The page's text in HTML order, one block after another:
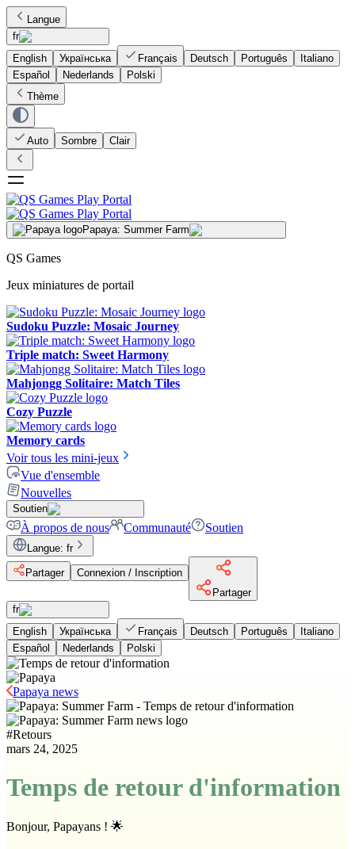
Langue
fr
English
Українська Français Deutsch Português
Italiano
Español
Nederlands
Polski
Thème
Auto Sombre Clair
Papaya: Summer Farm
QS Games
Jeux miniatures de portail
Sudoku Puzzle: Mosaic Journey
Triple match: Sweet Harmony
Mahjongg Solitaire: Match Tiles
Cozy Puzzle
Memory cards
Voir tous les mini-jeux
Vue d'ensemble
Nouvelles
Soutien
À propos de nous Communauté Soutien
Langue: fr
Partager
Connexion / Inscription
Partager
fr
English
Українська Français Deutsch Português
Italiano
Español
Nederlands Polski
Papaya news
#Retours
mars 24, 2025
Temps de retour d'information
Bonjour, Papayans ! 🌟